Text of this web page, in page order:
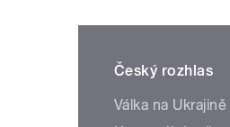
Český rozhlas
Válka na Ukrajině